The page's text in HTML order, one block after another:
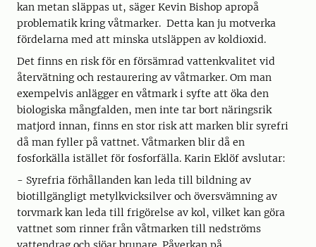
kan metan släppas ut, säger Kevin Bishop apropå
problematik kring våtmarker. Detta kan ju motverka
fördelarna med att minska utsläppen av koldioxid.
Det finns en risk för en försämrad vattenkvalitet vid
återvätning och restaurering av våtmarker. Om man
exempelvis anlägger en våtmark i syfte att öka den
biologiska mångfalden, men inte tar bort näringsrik
matjord innan, finns en stor risk att marken blir syrefri
då man fyller på vattnet. Våtmarken blir då en
fosforkälla istället för fosforfälla. Karin Eklöf avslutar:
- Syrefria förhållanden kan leda till bildning av
biotillgängligt metylkvicksilver och översvämning av
torvmark kan leda till frigörelse av kol, vilket kan göra
vattnet som rinner från våtmarken till nedströms